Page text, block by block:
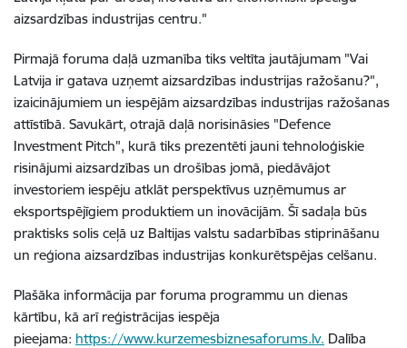
aizsardzības industrijas centru."
Pirmajā foruma daļā uzmanība tiks veltīta jautājumam "Vai
Latvija ir gatava uzņemt aizsardzības industrijas ražošanu?",
izaicinājumiem un iespējām aizsardzības industrijas ražošanas
attīstībā. Savukārt, otrajā daļā norisināsies "Defence
Investment Pitch", kurā tiks prezentēti jauni tehnoloģiskie
risinājumi aizsardzības un drošības jomā, piedāvājot
investoriem iespēju atklāt perspektīvus uzņēmumus ar
eksportspējīgiem produktiem un inovācijām. Šī sadaļa būs
praktisks solis ceļā uz Baltijas valstu sadarbības stiprināšanu
un reģiona aizsardzības industrijas konkurētspējas celšanu.
Plašāka informācija par foruma programmu un dienas
kārtību, kā arī reģistrācijas iespēja
pieejama: https://www.kurzemesbiznesaforums.lv. Dalība